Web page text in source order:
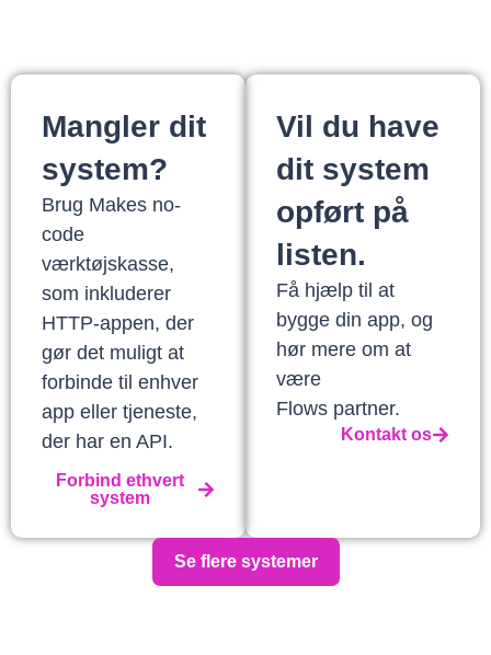
Mangler dit
system?
Brug Makes no-
code
værktøjskasse,
som inkluderer
HTTP-appen, der
gør det muligt at
forbinde til enhver
app eller tjeneste,
der har en API.
Forbind ethvert
system
Vil du have
dit system
opført på
listen.
Få hjælp til at
bygge din app, og
hør mere om at
være
Flows partner.
Kontakt os
Se flere systemer